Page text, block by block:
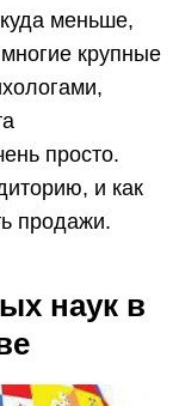
меньше,
крупные
просто.
и как
продажи.
наук в